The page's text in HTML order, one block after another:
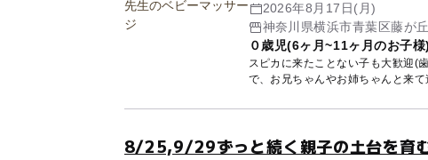
2026年8月17日(月)
神奈川県横浜市青葉区藤が
０歳児(6ヶ月~11ヶ月のお子
スピカに来たことない子も大歓迎(
8/25,9/29ずっと続く親子の土台を育